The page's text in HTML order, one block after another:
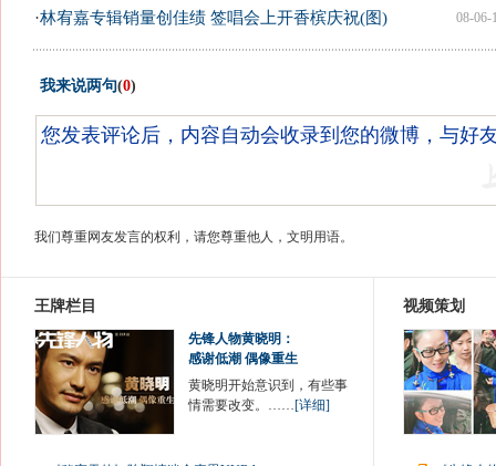
08-06-
·林宥嘉专辑销量创佳绩 签唱会上开香槟庆祝(图)
我来说两句(0)
我们尊重网友发言的权利，请您尊重他人，文明用语。
王牌栏目
先锋人物黄晓明：
感谢低潮 偶像重生
黄晓明开始意识到，有些事
情需要改变。……[详细]
视频策划